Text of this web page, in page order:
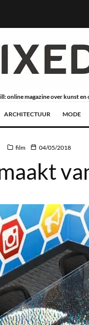
online magazine over kunst
ARCHITECTUUR MODE
film 04/05/2018